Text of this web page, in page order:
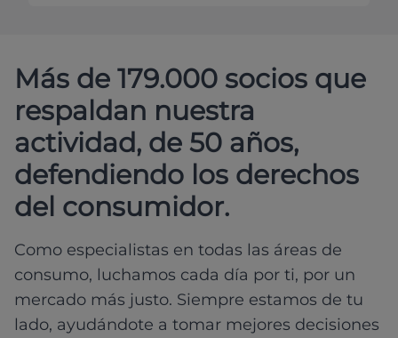
Más de 179.000 socios que
respaldan nuestra
actividad, de 50 años,
defendiendo los derechos
del consumidor.
Como especialistas en todas las áreas de
consumo, luchamos cada día por ti, por un
mercado más justo. Siempre estamos de tu
lado, ayudándote a tomar mejores decisiones